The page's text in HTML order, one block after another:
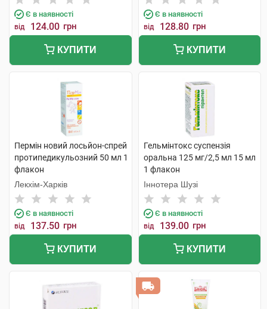
Є в наявності
від 124.00 грн
КУПИТИ
Є в наявності
від 128.80 грн
КУПИТИ
Пермін новий лосьйон-спрей
протипедикульозний 50 мл 1
флакон
Лекхім-Харків
Є в наявності
від 137.50 грн
КУПИТИ
Гельмінтокс суспензія
оральна 125 мг/2,5 мл 15 мл
1 флакон
Іннотера Шузі
Є в наявності
від 139.00 грн
КУПИТИ